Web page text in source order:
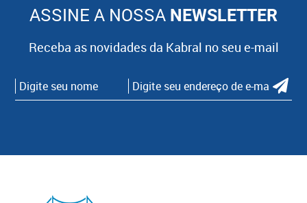
ASSINE A NOSSA NEWSLETTER
Receba as novidades da Kabral no seu e-mail